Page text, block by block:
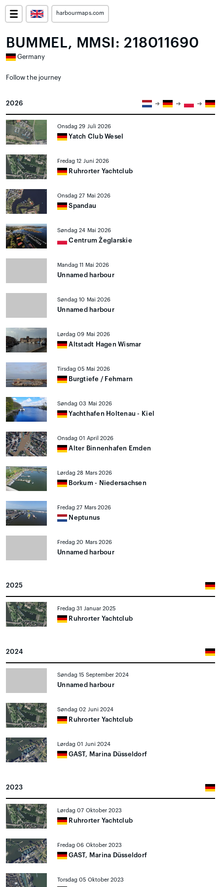
harbourmaps.com
BUMMEL, MMSI: 218011690
Germany
Follow the journey
2026
Onsdag 29 Juli 2026
Yatch Club Wesel
Fredag 12 Juni 2026
Ruhrorter Yachtclub
Onsdag 27 Mai 2026
Spandau
Søndag 24 Mai 2026
Centrum Żeglarskie
Mandag 11 Mai 2026
Unnamed harbour
Søndag 10 Mai 2026
Unnamed harbour
Lørdag 09 Mai 2026
Altstadt Hagen Wismar
Tirsdag 05 Mai 2026
Burgtiefe / Fehmarn
Søndag 03 Mai 2026
Yachthafen Holtenau - Kiel
Onsdag 01 April 2026
Alter Binnenhafen Emden
Lørdag 28 Mars 2026
Borkum - Niedersachsen
Fredag 27 Mars 2026
Neptunus
Fredag 20 Mars 2026
Unnamed harbour
2025
Fredag 31 Januar 2025
Ruhrorter Yachtclub
2024
Søndag 15 September 2024
Unnamed harbour
Søndag 02 Juni 2024
Ruhrorter Yachtclub
Lørdag 01 Juni 2024
GAST, Marina Düsseldorf
2023
Lørdag 07 Oktober 2023
Ruhrorter Yachtclub
Fredag 06 Oktober 2023
GAST, Marina Düsseldorf
Torsdag 05 Oktober 2023